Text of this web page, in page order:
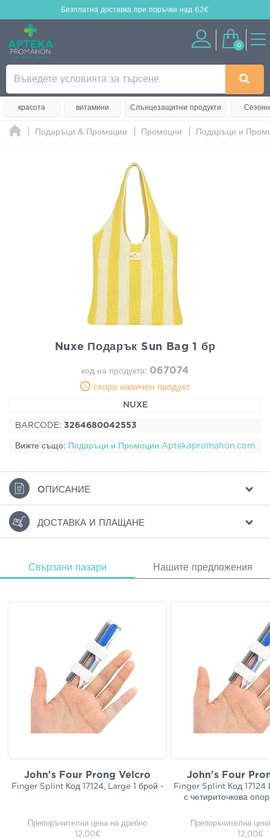
Безплатна доставка при поръчки над 62€
0
красота витамини Слънцезащитни продукти
Подаръци & Промоции Промоции Подаръци и
Nuxe Подарък Sun Bag 1 бр
код на продукта: 067074
скоро наличен продукт
NUXE
BARCODE: 3264680042553
Вижте също: Подаръци и Промоции Aptekapromahon.com
ΟПИСАНИЕ
ДОСТАВКА И ПЛАЩАНЕ
Свързани пазари Нашите предложения
John's Four Prong Velcro
Finger Splint Код 17124, Large 1 брой -
Препоръчителна цена на дребно
12,00€
John's Four
Finger Splint Код 17124
с четириточкова
Препоръчителна
12,00€